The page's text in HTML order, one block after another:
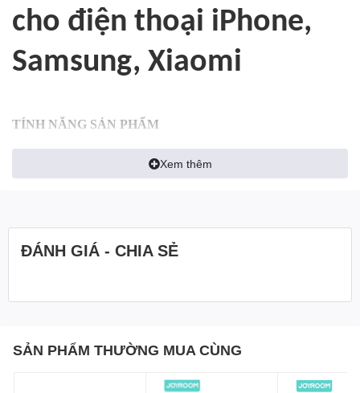
cho điện thoại iPhone,
Samsung, Xiaomi
TÍNH NĂNG SẢN PHẨM
1. Một cáp cho hầu như tất cả các thiết bị của bạn
2. Dòng điện lớn 3.5A, sạc nhanh an toàn, không gây hại cho
3. Bện nylon chính xác, mềm mại khi chạm vào
4. Đầu nối mạ vàng, chống oxy hóa, cứng hơn và bền hơn
Xem thêm
ĐÁNH GIÁ - CHIA SẺ
SẢN PHẨM THƯỜNG MUA CÙNG